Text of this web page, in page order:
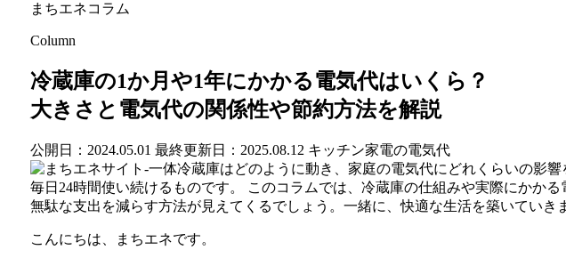
まちエネコラム
Column
冷蔵庫の1か月や1年にかかる電気代はいくら？
大きさと電気代の関係性や節約方法を解説
公開日：2024.05.01 最終更新日：2025.08.12 キッチン家電の電気代
こんにちは、まちエネです。